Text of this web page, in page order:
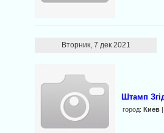
Вторник, 7 дек 2021
Штамп
город:Киев